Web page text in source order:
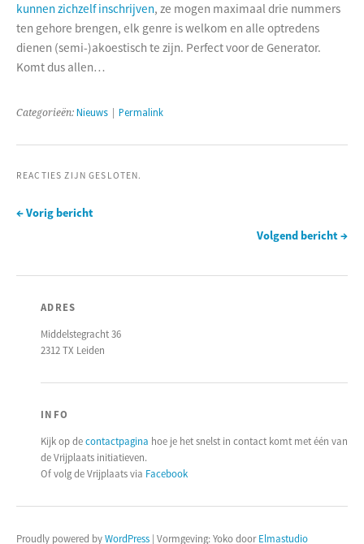
kunnen zichzelf inschrijven, ze mogen maximaal drie nummers
ten gehore brengen, elk genre is welkom en alle optredens
dienen (semi-)akoestisch te zijn. Perfect voor de Generator.
Komt dus allen…
Categorieën: Nieuws Permalink
REACTIES ZIJN GESLOTEN.
← Vorig bericht
Volgend bericht →
ADRES
Middelstegracht 36
2312 TX Leiden
INFO
Kijk op decontactpagina hoe je het snelst in contact komt met één van
de Vrijplaats initiatieven.
Of volg de Vrijplaats via Facebook
Proudly powered byWordPress | Vormgeving: Yoko doorElmastudio